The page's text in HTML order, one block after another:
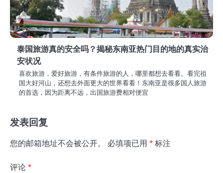
泰国旅游真的安全吗？揭秘东南亚热门目的地的真实治
安状况
喜欢旅游，爱好旅游，有条件旅游的人，哪里都想去看看。看完祖
国大好河山，还想去外面更大的世界看看！东南亚是很多国人旅游
的首选，因为距离不远，出国旅游费相对便宜
发表回复
您的邮箱地址不会被公开。 必填项已用 * 标注
评论 *